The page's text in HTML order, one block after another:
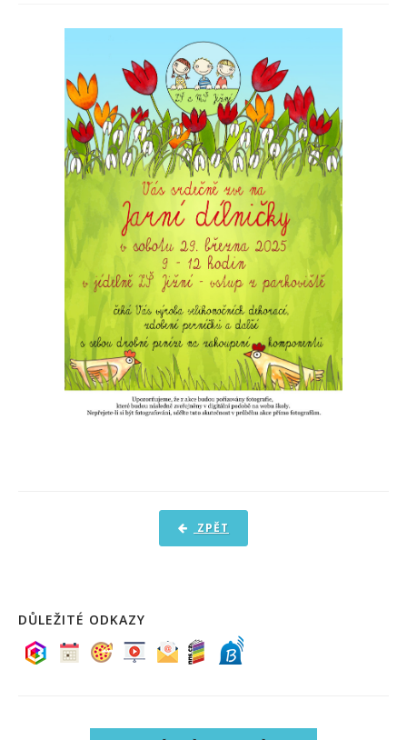
DOKUMENTY
KONTAKTY
FOTOGALERIE
ZPĚT
DŮLEŽITÉ ODKAZY